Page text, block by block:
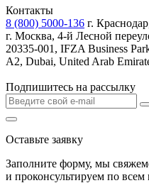
Контакты
8 (800) 5000-136 г.
г. Москва, 4-й Лесной
20335-001, IFZA Business
A2, Dubai, United Arab
Подпишитесь на рассылку
Оставьте заявку
Заполните форму, мы
и проконсультируем по всем